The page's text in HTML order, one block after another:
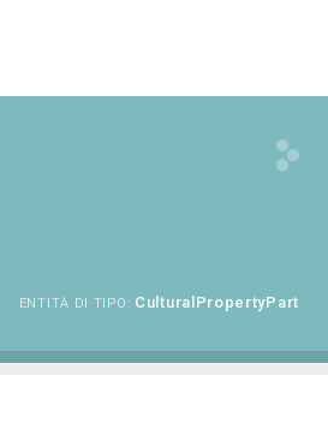
ENTITÀ DI TIPO: CulturalPropertyPart